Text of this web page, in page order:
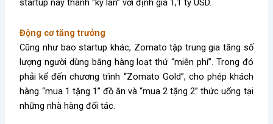
startup này thành “kỳ lân” với định giá 1,1 tỷ USD.
Động cơ tăng trưởng
Cũng như bao startup khác, Zomato tập trung gia tăng số
lượng người dùng bằng hàng loạt thứ “miễn phí”. Trong đó
phải kể đến chương trình “Zomato Gold”, cho phép khách
hàng “mua 1 tặng 1” đồ ăn và “mua 2 tặng 2” thức uống tại
những nhà hàng đối tác.